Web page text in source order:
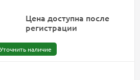
Цена доступна после
регистрации
Уточнить наличие